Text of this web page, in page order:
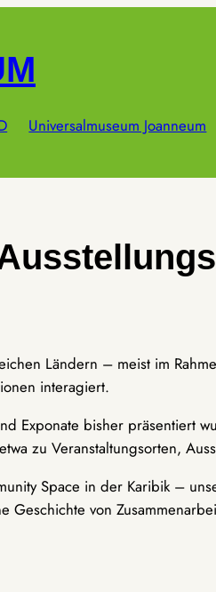
Universalmuseum Joanneum
Ländern – meist im
interagiert.
Exponate bisher präsentiert
zu Veranstaltungsorten,
Space in der Karibik –
Geschichte von